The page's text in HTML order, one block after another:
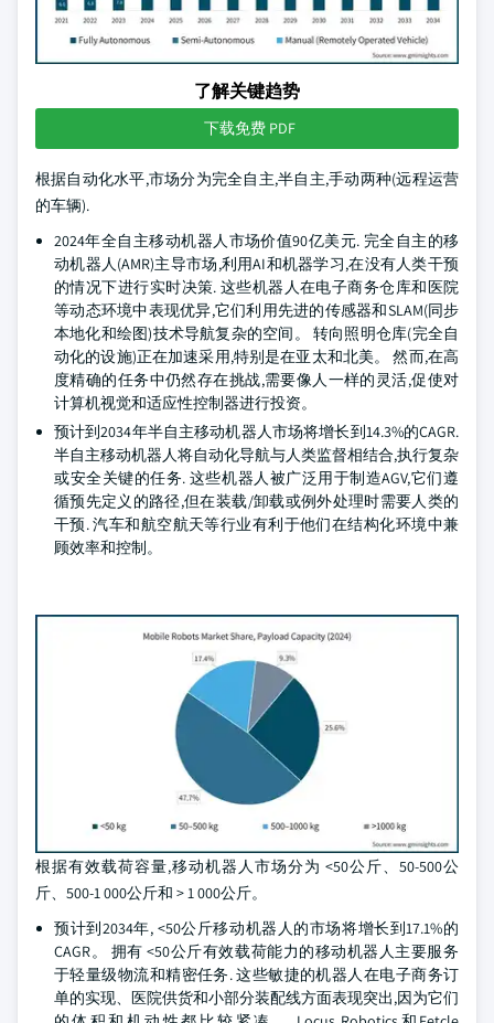
了解关键趋势
下载免费 PDF
根据自动化水平,市场分为完全自主,半自主,手动两种(远程运营
的车辆).
2024年全自主移动机器人市场价值90亿美元. 完全自主的移
动机器人(AMR)主导市场,利用AI和机器学习,在没有人类干预
的情况下进行实时决策. 这些机器人在电子商务仓库和医院
等动态环境中表现优异,它们利用先进的传感器和SLAM(同步
本地化和绘图)技术导航复杂的空间。 转向照明仓库(完全自
动化的设施)正在加速采用,特别是在亚太和北美。 然而,在高
度精确的任务中仍然存在挑战,需要像人一样的灵活,促使对
计算机视觉和适应性控制器进行投资。
预计到2034年半自主移动机器人市场将增长到14.3%的CAGR.
半自主移动机器人将自动化导航与人类监督相结合,执行复杂
或安全关键的任务. 这些机器人被广泛用于制造AGV,它们遵
循预先定义的路径,但在装载/卸载或例外处理时需要人类的
干预. 汽车和航空航天等行业有利于他们在结构化环境中兼
顾效率和控制。
根据有效载荷容量,移动机器人市场分为 <50公斤、50-500公
斤、500-1 000公斤和 > 1 000公斤。
预计到2034年, <50公斤移动机器人的市场将增长到17.1%的
CAGR。 拥有 <50公斤有效载荷能力的移动机器人主要服务
于轻量级物流和精密任务. 这些敏捷的机器人在电子商务订
单的实现、医院供货和小部分装配线方面表现突出,因为它们